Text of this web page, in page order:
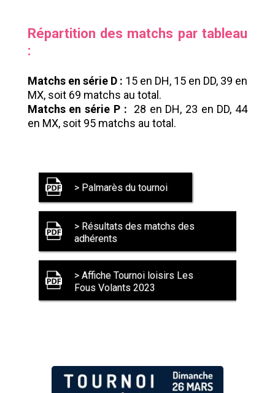
Répartition des matchs par tableau
:
Matchs en série D : 15 en DH, 15 en DD, 39 en
MX, soit 69 matchs au total.
Matchs en série P : 28 en DH, 23 en DD, 44
en MX, soit 95 matchs au total.
> Palmarès du tournoi
> Résultats des matchs des
adhérents
> Affiche Tournoi loisirs Les
Fous Volants 2023